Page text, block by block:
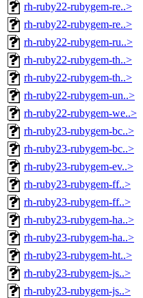
rh-ruby22-rubygem-re..>
rh-ruby22-rubygem-re..>
rh-ruby22-rubygem-ru..>
rh-ruby22-rubygem-th..>
rh-ruby22-rubygem-th..>
rh-ruby22-rubygem-un..>
rh-ruby22-rubygem-we..>
rh-ruby23-rubygem-bc..>
rh-ruby23-rubygem-bc..>
rh-ruby23-rubygem-ev..>
rh-ruby23-rubygem-ff..>
rh-ruby23-rubygem-ff..>
rh-ruby23-rubygem-ha..>
rh-ruby23-rubygem-ha..>
rh-ruby23-rubygem-ht..>
rh-ruby23-rubygem-js..>
rh-ruby23-rubygem-js..>